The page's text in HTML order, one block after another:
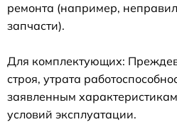
ремонта (например,
запчасти).
Для комплектующих:
строя, утрата
заявленным
условий эксплуатации.